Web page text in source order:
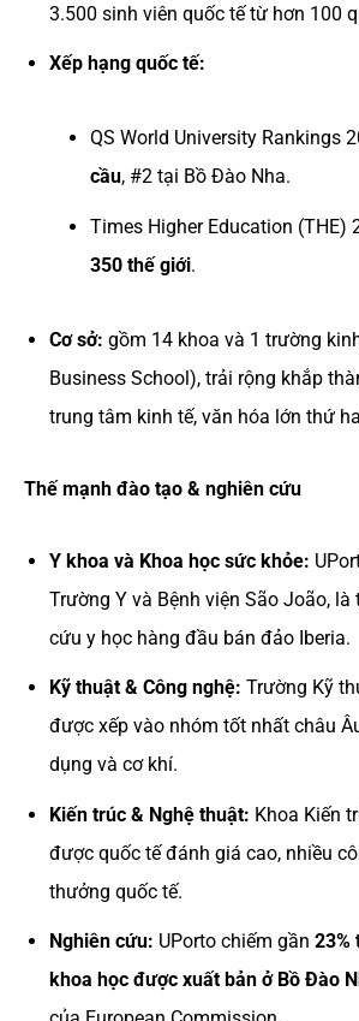
3.500 sinh viên quốc tế từ hơn 100
Xếp hạng quốc tế:
QS World University Rankings
cầu, #2 tại Bồ Đào Nha.
Times Higher Education (THE)
350 thế giới.
Cơ sở: gồm 14 khoa và 1 trường
Business School), trải rộng khắp
trung tâm kinh tế, văn hóa lớn thứ
Thế mạnh đào tạo & nghiên cứu
Y khoa và Khoa học sức khỏe:
Trường Y và Bệnh viện São João,
cứu y học hàng đầu bán đảo Iberia.
Kỹ thuật & Công nghệ: Trường Kỹ
được xếp vào nhóm tốt nhất châu
dụng và cơ khí.
Kiến trúc & Nghệ thuật: Khoa Kiến
được quốc tế đánh giá cao, nhiều
thưởng quốc tế.
Nghiên cứu: UPorto chiếm gần 23%
khoa học được xuất bản ở Bồ Đào